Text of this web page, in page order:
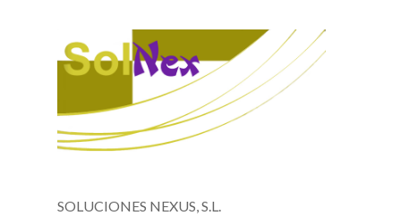
SOLUCIONES NEXUS, S.L.